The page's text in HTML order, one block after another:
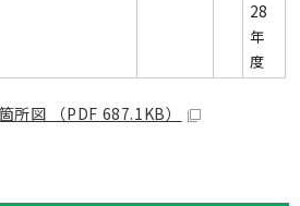
28
年
度
所図 （PDF 687.1KB）